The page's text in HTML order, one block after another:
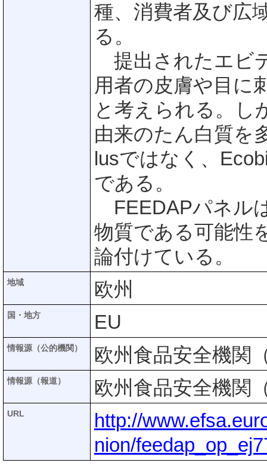
種、消費者及び広
る。
提出されたエビ
用者の皮膚や目に
と考えられる。し
由来のたん白質を
lusではなく、
である。
FEEDAPパネル
物質である可能性
論付けている。
地域 欧州
国・地方 EU
情報源（公的機関） 欧州食品安全機関
情報源（報道） 欧州食品安全機関
URL
http://
nion/